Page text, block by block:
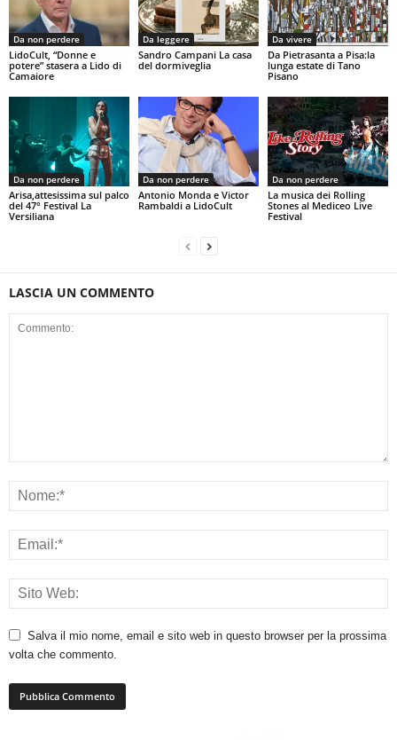
Da non perdere
LidoCult, “Donne e
potere” stasera a Lido di
Camaiore
Da leggere
Sandro Campani La casa
del dormiveglia
Da vivere
Da Pietrasanta a Pisa:la
lunga estate di Tano
Pisano
Da non perdere
Arisa,attesissima sul palco
del 47° Festival La
Versiliana
Da non perdere
Antonio Monda e Victor
Rambaldi a LidoCult
Da non perdere
La musica dei Rolling
Stones al Mediceo Live
Festival
LASCIA UN COMMENTO
Salva il mio nome, email e sito web in questo browser per la prossima
volta che commento.